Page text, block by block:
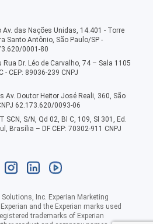
Av. das Nações Unidas, 14.401 - Torre
Santo Antônio, São Paulo/SP -
0001-80
Dr. Léo de Carvalho, 74 – Sala 1105
CEP: 89036-239 CNPJ
Av. Doutor Heitor José Reali, 360, São
62.173.620/0093-06
S/N, Qd 02, Bl C, 109, Sl 301, Ed.
Brasília – DF CEP: 70302-911 CNPJ
Inc. Experian Marketing
and the Experian marks used
trademarks of Experian